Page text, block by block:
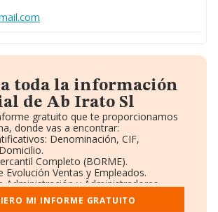
a toda la información
de Ab Irato Sl
gratuito que te proporcionamos
donde vas a encontrar:
Denominación, CIF,
Completo (BORME).
Evolución Ventas y Empleados.
Administración y Administradores.
Ejecutivos.
MI INFORME GRATUITO